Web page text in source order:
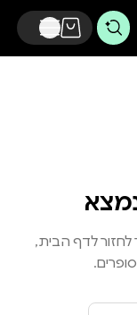
לחזור לדף הבית,